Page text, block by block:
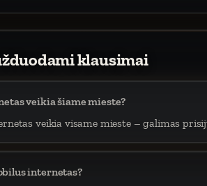
klausimai
veikia šiame mieste?
veikia visame mieste – galimas
internetas?